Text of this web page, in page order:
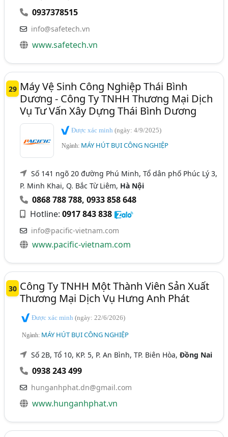
0937378515
info@safetech.vn
www.safetech.vn
29 Máy Vệ Sinh Công Nghiệp Thái Bình
Dương - Công Ty TNHH Thương Mại Dịch
Vụ Tư Vấn Xây Dựng Thái Bình Dương
Được xác minh(ngày: 4/9/2025)
Ngành: MÁY HÚT BỤI CÔNG NGHIỆP
Số 141 ngõ 20 đường Phú Minh, Tổ dân phố Phúc Lý 3,
P. Minh Khai, Q. Bắc Từ Liêm, Hà Nội
0868 788 788,0933 858 648
Hotline:0917 843 838
info@pacific-vietnam.com
www.pacific-vietnam.com
30 Công Ty TNHH Một Thành Viên Sản Xuất
Thương Mại Dịch Vụ Hưng Anh Phát
Được xác minh(ngày: 22/6/2026)
Ngành: MÁY HÚT BỤI CÔNG NGHIỆP
Số 2B, Tổ 10, KP. 5, P. An Bình, TP. Biên Hòa,Đồng Nai
0938 243 499
hunganhphat.dn@gmail.com
www.hunganhphat.vn